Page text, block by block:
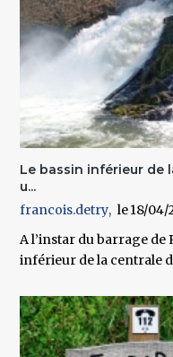
Le bassin inférieur de
u...
francois.detry
18/04/
A l’instar du barrage de
inférieur de la centrale